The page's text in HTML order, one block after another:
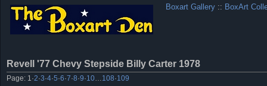
Boxart Gallery :: BoxArt
Revell '77 Chevy Stepside Billy Carter 1978
Page: 1 ·2·3·4·5·6·7·8·9·10 108·109